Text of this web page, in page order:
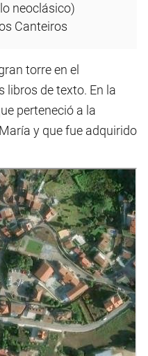
neoclásico)
Canteiros
torre en el
libros de texto. En la
perteneció a la
y que fue adquirido